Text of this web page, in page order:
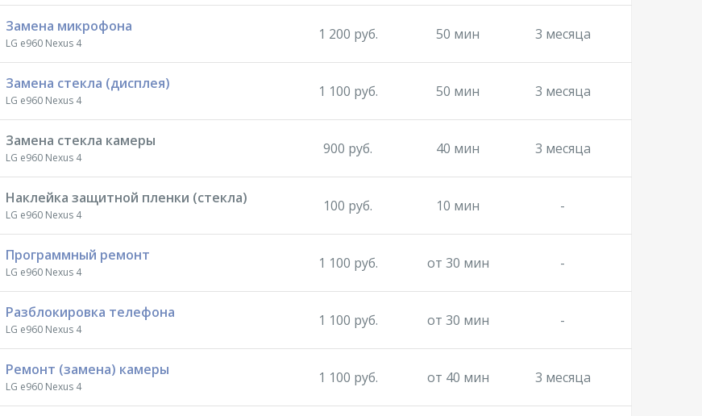
Замена микрофона
LG e960 Nexus 4
1 200 руб. 50 мин 3 месяца
Замена стекла (дисплея)
LG e960 Nexus 4
1 100 руб. 50 мин 3 месяца
Замена стекла камеры
LG e960 Nexus 4
900 руб. 40 мин 3 месяца
Наклейка защитной пленки (стекла)
LG e960 Nexus 4
100 руб. 10 мин -
Программный ремонт
LG e960 Nexus 4
1 100 руб. от 30 мин -
Разблокировка телефона
LG e960 Nexus 4
1 100 руб. от 30 мин -
Ремонт (замена) камеры
LG e960 Nexus 4
1 100 руб. от 40 мин 3 месяца